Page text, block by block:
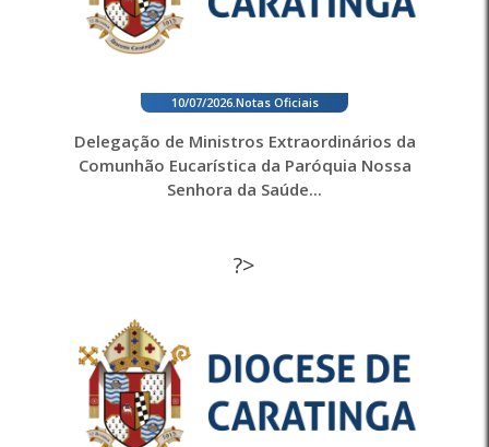
10/07/2026. Notas Oficiais
Delegação de Ministros Extraordinários da
Comunhão Eucarística da Paróquia Nossa
Senhora da Saúde...
?>